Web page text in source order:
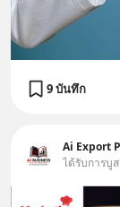
9 บันทึก
Ai Export
ได้รับการบู